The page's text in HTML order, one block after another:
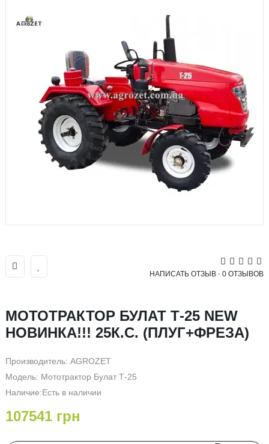
НАПИСАТЬ ОТЗЫВ - 0 ОТЗЫВОВ
МОТОТРАКТОР БУЛАТ Т-25 NEW
НОВИНКА!!! 25К.С. (ПЛУГ+ФРЕЗА)
Производитель: AGROZET
Модель: Мототрактор Булат Т-25
Наличие:Есть в наличии
107541 грн